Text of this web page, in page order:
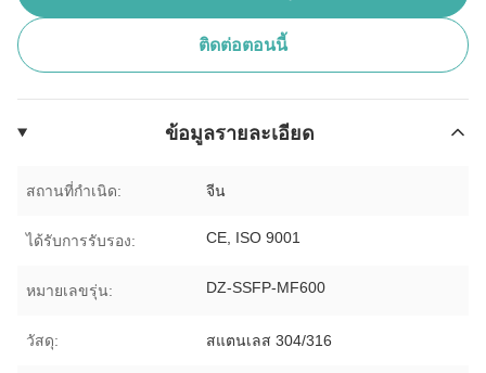
ติดต่อตอนนี้
ข้อมูลรายละเอียด
สถานที่กำเนิด: จีน
ได้รับการรับรอง: CE, ISO 9001
หมายเลขรุ่น: DZ-SSFP-MF600
วัสดุ: สแตนเลส 304/316